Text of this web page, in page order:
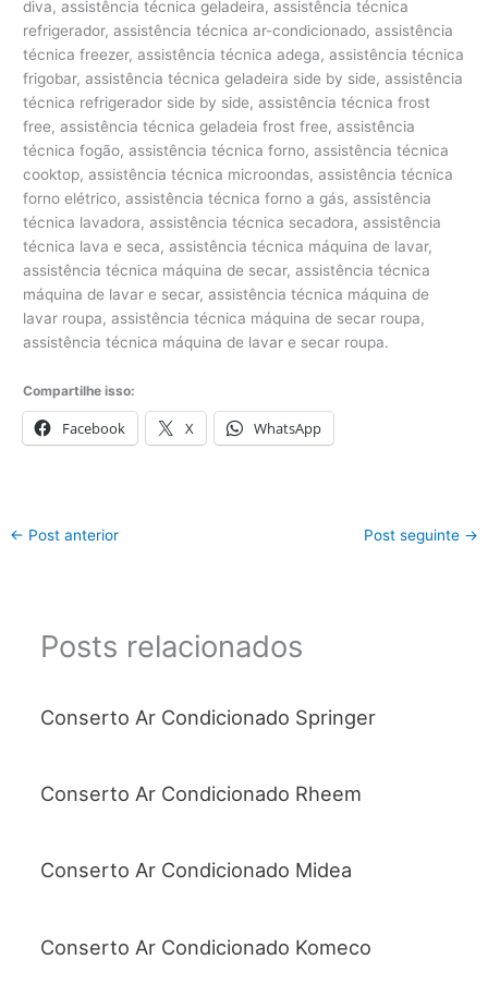
Compartilhe isso:
Facebook X WhatsApp
← Post anterior Post seguinte →
Posts relacionados
Conserto Ar Condicionado Springer
Conserto Ar Condicionado Rheem
Conserto Ar Condicionado Midea
Conserto Ar Condicionado Komeco